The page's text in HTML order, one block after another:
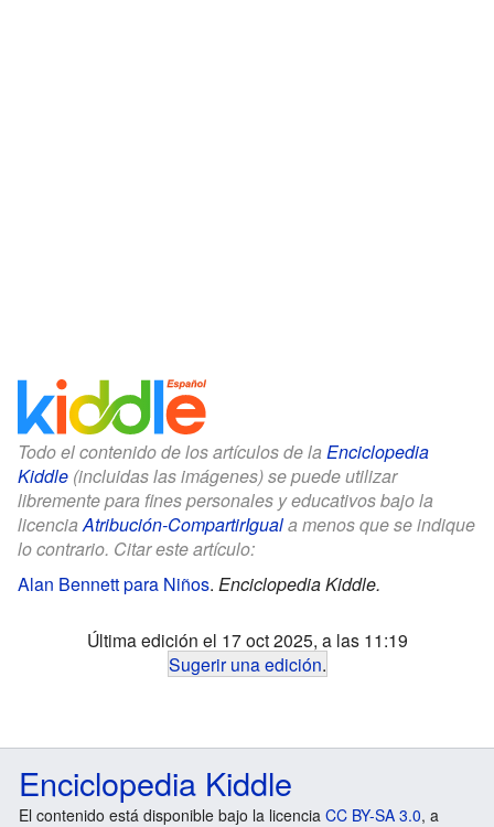
Todo el contenido de los artículos de la Enciclopedia
Kiddle (incluidas las imágenes) se puede utilizar
libremente para fines personales y educativos bajo la
licenciaAtribución-CompartirIguala menos que se indique
lo contrario. Citar este artículo:
Alan Bennett para Niños. Enciclopedia Kiddle.
Última edición el 17 oct 2025, a las 11:19
Sugerir una edición.
Enciclopedia Kiddle
El contenido está disponible bajo la licencia CC BY-SA 3.0, a